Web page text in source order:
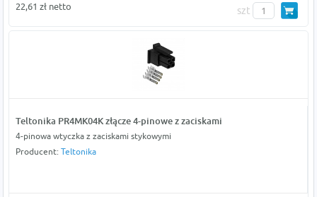
22,61 zł netto szt
Teltonika PR4MK04K złącze 4-pinowe z zaciskami
4-pinowa wtyczka z zaciskami stykowymi
Producent: Teltonika